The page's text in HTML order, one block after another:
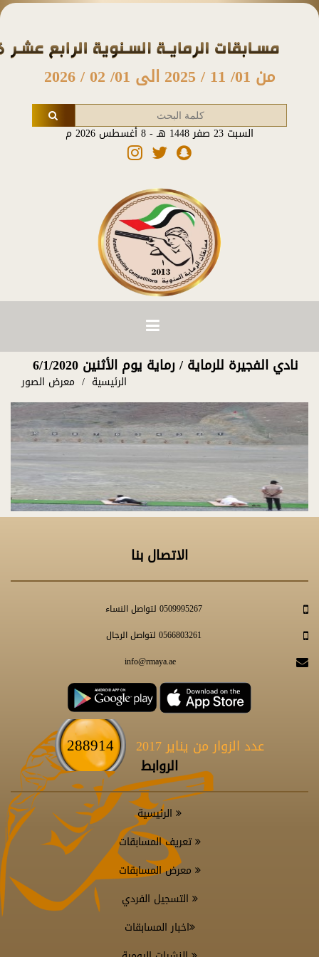
من 01/ 11 / 2025 الى 01/ 02 / 2026
السبت 23 صفر 1448 هـ - 8 أغسطس 2026 م
نادي الفجيرة للرماية / رماية يوم الأثنين 6/1/2020
الرئيسية معرض الصور
الاتصال بنا
0509995267 لتواصل النساء
0566803261 لتواصل الرجال
info@rmaya.ae
عدد الزوار من يناير 2017 288914
الروابط
الرئيسية
تعريف المسابقات
معرض المسابقات
التسجيل الفردي
اخبار المسابقات